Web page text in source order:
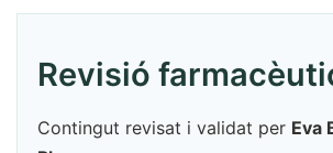
Revisió
Contingut revisat i validat per Eva